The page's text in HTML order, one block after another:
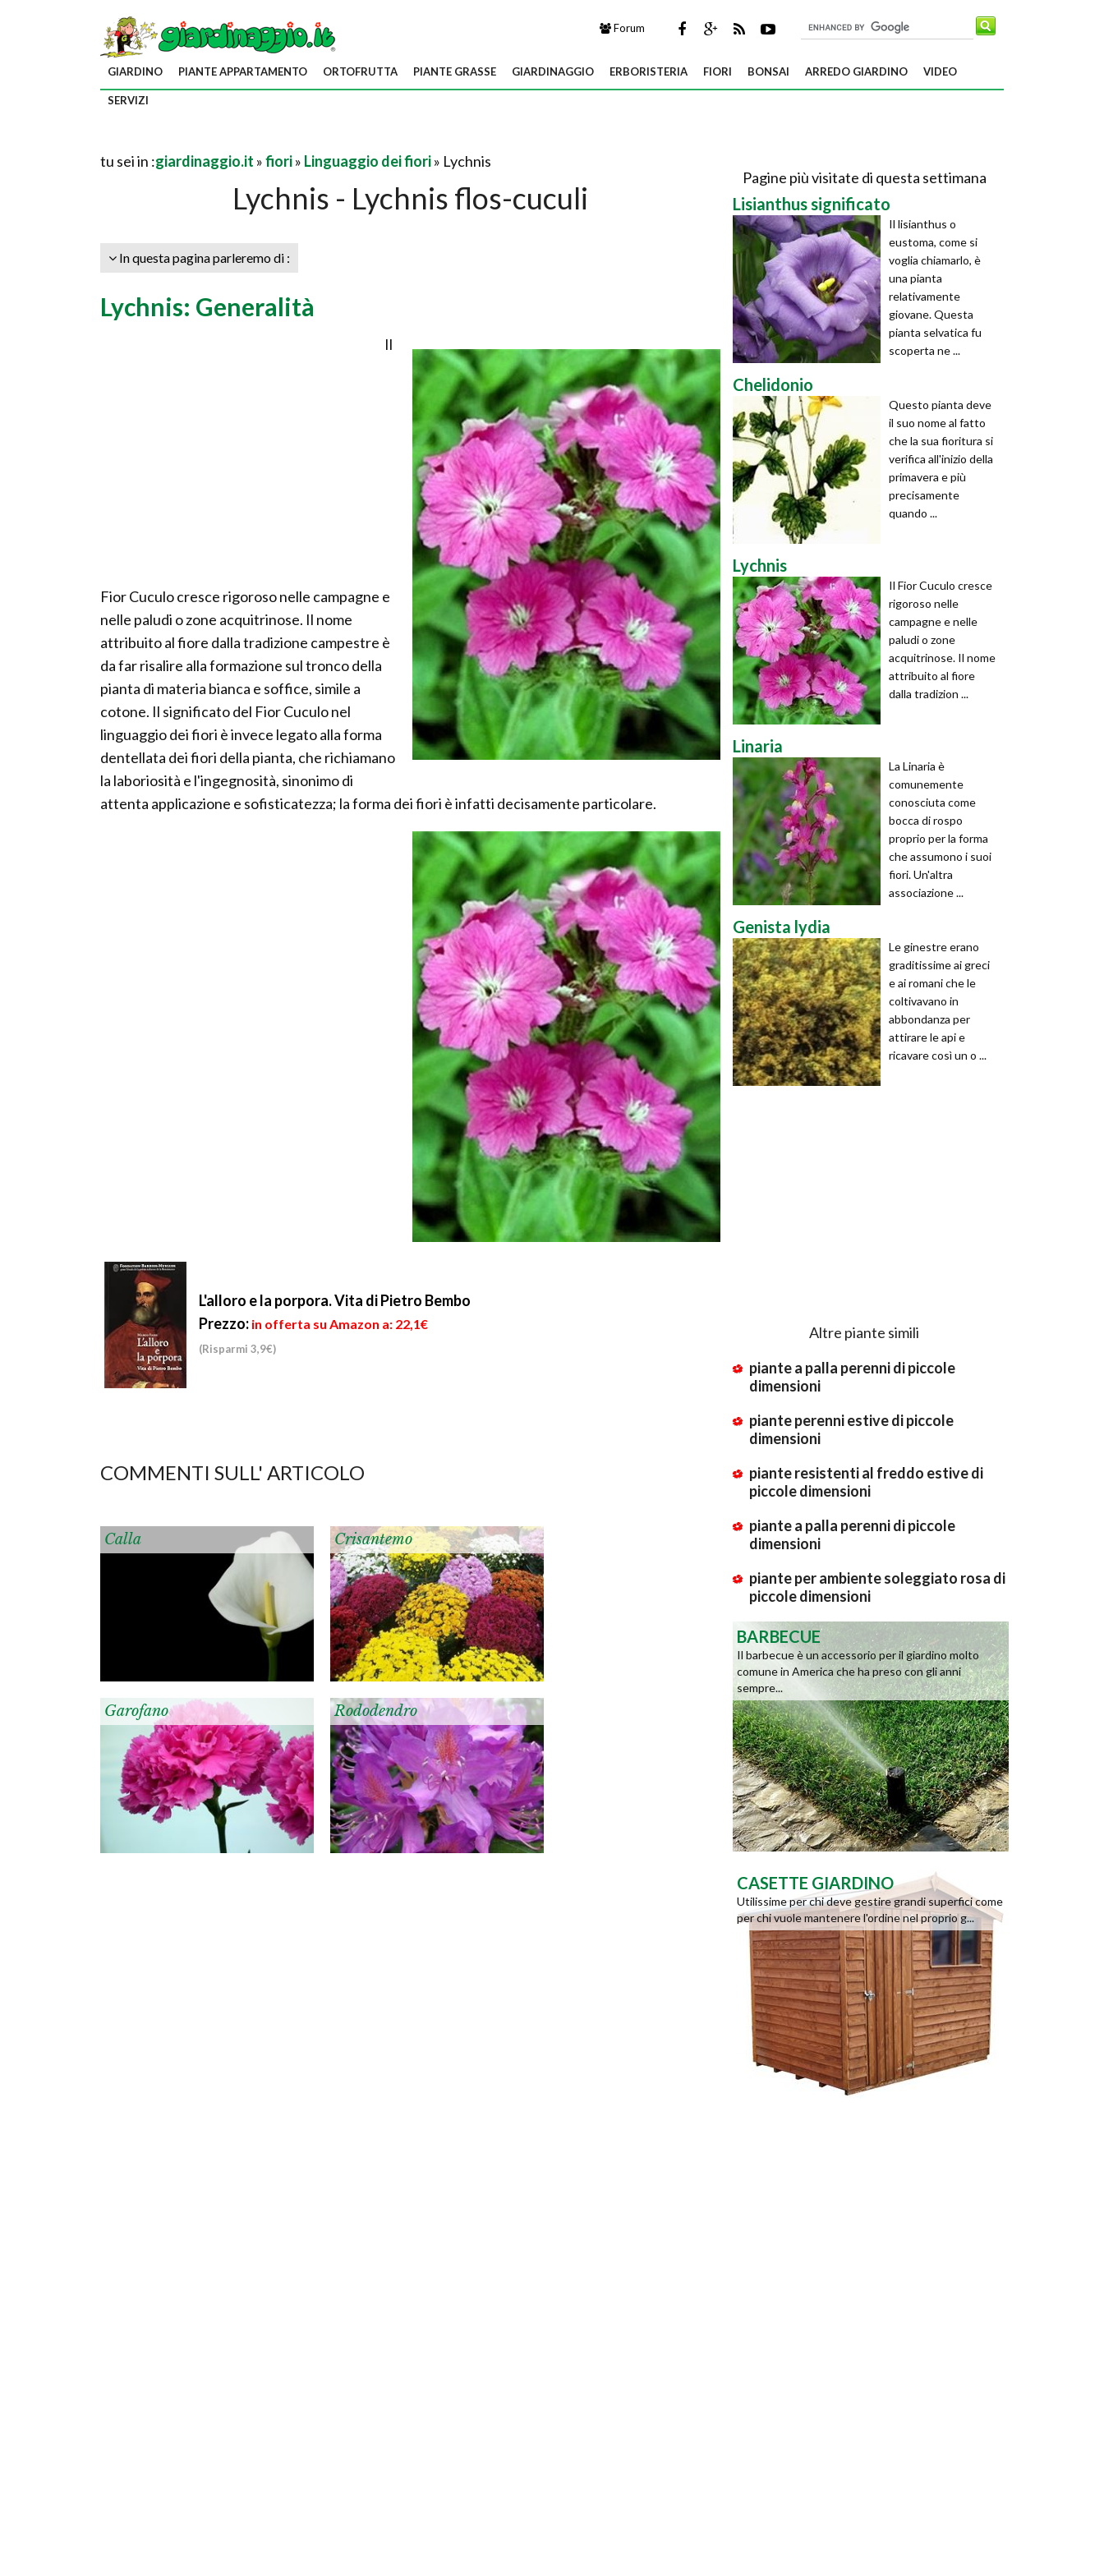
Forum
GIARDINO PIANTE APPARTAMENTO ORTOFRUTTA PIANTE GRASSE GIARDINAGGIO ERBORISTERIA FIORI BONSAI ARREDO GIARDINO VIDEO
SERVIZI
tu sei in :giardinaggio.it »fiori» Linguaggio dei fiori» Lychnis
Lychnis - Lychnis flos-cuculi
In questa pagina parleremo di :
Lychnis: Generalità
Il
Fior Cuculo cresce rigoroso nelle campagne e
nelle paludi o zone acquitrinose. Il nome
attribuito al fiore dalla tradizione campestre è
da far risalire alla formazione sul tronco della
pianta di materia bianca e soffice, simile a
cotone. Il significato del Fior Cuculo nel
linguaggio dei fiori è invece legato alla forma
dentellata dei fiori della pianta, che richiamano
la laboriosità e l'ingegnosità, sinonimo di
attenta applicazione e sofisticatezza; la forma dei fiori è infatti decisamente particolare.
L'alloro e la porpora. Vita di Pietro Bembo
Prezzo: in offerta su Amazon a: 22,1€
(Risparmi 3,9€)
COMMENTI SULL' ARTICOLO
Calla Crisantemo
Garofano Rododendro
Pagine più visitate di questa settimana
Lisianthus significato
Il lisianthus o
eustoma, come si
voglia chiamarlo, è
una pianta
relativamente
giovane. Questa
pianta selvatica fu
scoperta ne ...
Chelidonio
Questo pianta deve
il suo nome al fatto
che la sua fioritura si
verifica all'inizio della
primavera e più
precisamente
quando ...
Lychnis
Il Fior Cuculo cresce
rigoroso nelle
campagne e nelle
paludi o zone
acquitrinose. Il nome
attribuito al fiore
dalla tradizion ...
Linaria
La Linaria è
comunemente
conosciuta come
bocca di rospo
proprio per la forma
che assumono i suoi
fiori. Un'altra
associazione ...
Genista lydia
Le ginestre erano
graditissime ai greci
e ai romani che le
coltivavano in
abbondanza per
attirare le api e
ricavare così un o ...
Altre piante simili
piante a palla perenni di piccole
dimensioni
piante perenni estive di piccole
dimensioni
piante resistenti al freddo estive di
piccole dimensioni
piante a palla perenni di piccole
dimensioni
piante per ambiente soleggiato rosa di
piccole dimensioni
BARBECUE
Il barbecue è un accessorio per il giardino molto
comune in America che ha preso con gli anni
sempre...
CASETTE GIARDINO
Utilissime per chi deve gestire grandi superfici come
per chi vuole mantenere l'ordine nel proprio g...